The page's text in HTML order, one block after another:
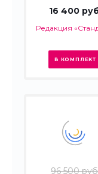
16 400
Редакция
В КОМПЛЕКТ
96 500